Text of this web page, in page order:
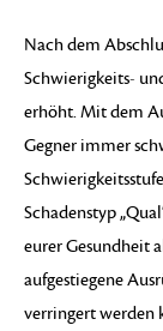
Nach dem
Schwierigkeits-
erhöht. Mit dem
Gegner immer
Schadenstyp
eurer Gesundheit
aufgestiegene
verringert werden